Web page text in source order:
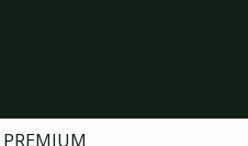
PREMIUM